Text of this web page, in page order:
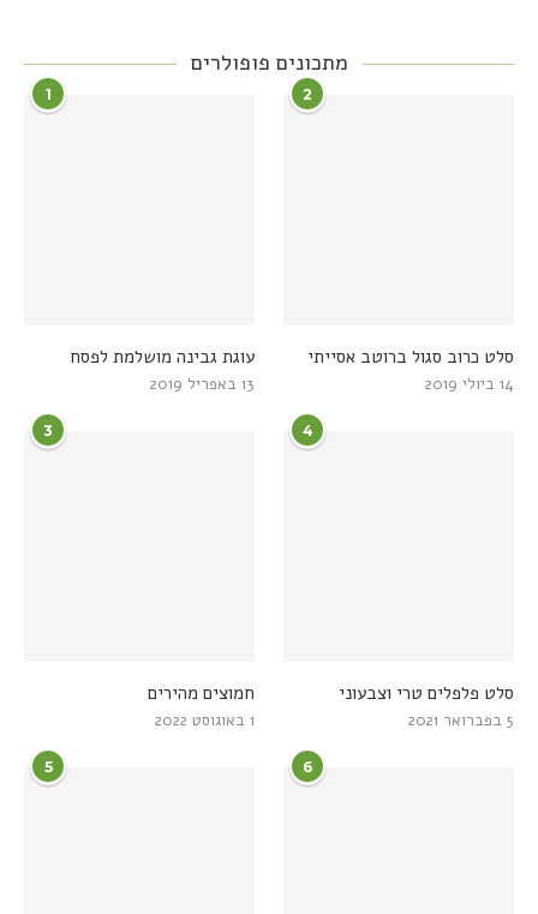
מתכונים פופולרים
1
עוגת גבינה מושלמת לפסח
13 באפריל 2019
2
סלט כרוב סגול ברוטב אסייתי
14 ביולי 2019
3
חמוצים מהירים
1 באוגוסט 2022
4
סלט פלפלים טרי וצבעוני
5 בפברואר 2021
5 6